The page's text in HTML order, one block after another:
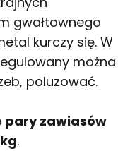
gwałtownego
kurczy się. W
można
poluzować.
pary zawiasów
.